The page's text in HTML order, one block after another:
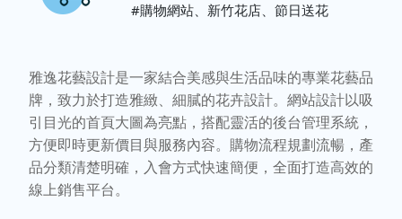
#購物網站、新竹花店、節日送花
雅逸花藝設計是一家結合美感與生活品味的專業花藝品
牌，致力於打造雅緻、細膩的花卉設計。網站設計以吸
引目光的首頁大圖為亮點，搭配靈活的後台管理系統，
方便即時更新價目與服務內容。購物流程規劃流暢，產
品分類清楚明確，入會方式快速簡便，全面打造高效的
線上銷售平台。